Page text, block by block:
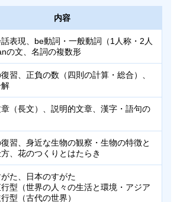
点）
点）
）
点）
）
出題範囲」をご確認ください。
4（土）14:30までの間で、ご都合の良い
当日受験でお申し込みください。事後受験は欠
ます。
点）
点）
点）
出題範囲」をご確認ください。
テーブルは校舎によって異なります。詳
内容
表現、be動詞・一般動詞（1人称・2人
の文、名詞の複数形
習、正負の数（四則の計算・総合）、
（長文）、説明的文章、漢字・語句の
習、身近な生物の観察・生物の特徴と
、花のつくりとはたらき
た、日本のすがた
型（世界の人々の生活と環境・アジア
型（古代の世界）